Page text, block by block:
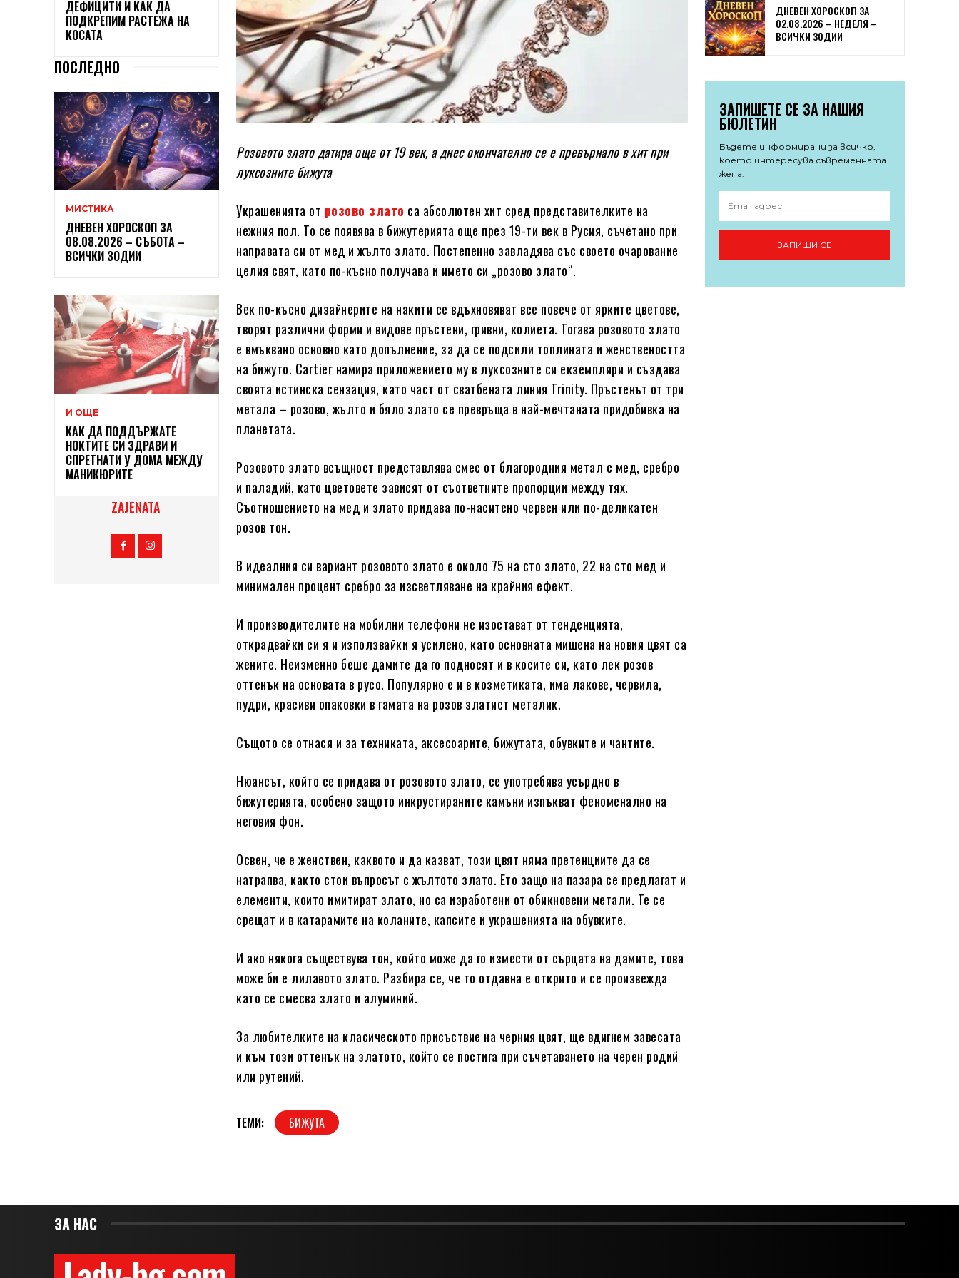
ДЕФИЦИТИ И КАК ДА
ПОДКРЕПИМ РАСТЕЖА НА
КОСАТА
ПОСЛЕДНО
МИСТИКА
ДНЕВЕН ХОРОСКОП ЗА
08.08.2026 – СЪБОТА –
ВСИЧКИ ЗОДИИ
И ОЩЕ
КАК ДА ПОДДЪРЖАТЕ
НОКТИТЕ СИ ЗДРАВИ И
СПРЕТНАТИ У ДОМА МЕЖДУ
МАНИКЮРИТЕ
ZAJENATA
Розовото злато датира още от 19 век, а днес окончателно се е превърнало в хит при
луксозните бижута
Украшенията от розово злато са абсолютен хит сред представителките на
нежния пол. То се появява в бижутерията още през 19-ти век в Русия, съчетано при
направата си от мед и жълто злато. Постепенно завладява със своето очарование
целия свят, като по-късно получава и името си „розово злато“.
Век по-късно дизайнерите на накити се вдъхновяват все повече от ярките цветове,
творят различни форми и видове пръстени, гривни, колиета. Тогава розовото злато
е вмъквано основно като допълнение, за да се подсили топлината и женствеността
на бижуто. Cartier намира приложението му в луксозните си екземпляри и създава
своята истинска сензация, като част от сватбената линия Trinity. Пръстенът от три
метала – розово, жълто и бяло злато се превръща в най-мечтаната придобивка на
планетата.
Розовото злато всъщност представлява смес от благородния метал с мед, сребро
и паладий, като цветовете зависят от съответните пропорции между тях.
Съотношението на мед и злато придава по-наситено червен или по-деликатен
розов тон.
В идеалния си вариант розовото злато е около 75 на сто злато, 22 на сто мед и
минимален процент сребро за изсветляване на крайния ефект.
И производителите на мобилни телефони не изостават от тенденцията,
открадвайки си я и използвайки я усилено, като основната мишена на новия цвят са
жените. Неизменно беше дамите да го подносят и в косите си, като лек розов
оттенък на основата в русо. Популярно е и в козметиката, има лакове, червила,
пудри, красиви опаковки в гамата на розов златист металик.
Същото се отнася и за техниката, аксесоарите, бижутата, обувките и чантите.
Нюансът, който се придава от розовото злато, се употребява усърдно в
бижутерията, особено защото инкрустираните камъни изпъкват феноменално на
неговия фон.
Освен, че е женствен, каквото и да казват, този цвят няма претенциите да се
натрапва, както стои въпросът с жълтото злато. Ето защо на пазара се предлагат и
елементи, които имитират злато, но са изработени от обикновени метали. Те се
срещат и в катарамите на коланите, капсите и украшенията на обувките.
И ако някога съществува тон, който може да го измести от сърцата на дамите, това
може би е лилавото злато. Разбира се, че то отдавна е открито и се произвежда
като се смесва злато и алуминий.
За любителките на класическото присъствие на черния цвят, ще вдигнем завесата
и към този оттенък на златото, който се постига при съчетаването на черен родий
или рутений.
ТЕМИ: БИЖУТА
ДНЕВЕН ХОРОСКОП ЗА
02.08.2026 – НЕДЕЛЯ –
ВСИЧКИ ЗОДИИ
ЗАПИШЕТЕ СЕ ЗА НАШИЯ
БЮЛЕТИН
Бъдете информирани за всичко,
което интересува съвременната
жена.
ЗАПИШИ СЕ
ЗА НАС